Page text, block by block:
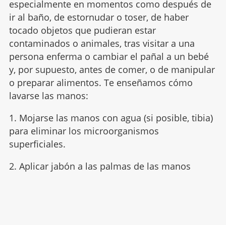
especialmente en momentos como después de
ir al baño, de estornudar o toser, de haber
tocado objetos que pudieran estar
contaminados o animales, tras visitar a una
persona enferma o cambiar el pañal a un bebé
y, por supuesto, antes de comer, o de manipular
o preparar alimentos. Te enseñamos cómo
lavarse las manos:
1. Mojarse las manos con agua (si posible, tibia)
para eliminar los microorganismos
superficiales.
2. Aplicar jabón a las palmas de las manos